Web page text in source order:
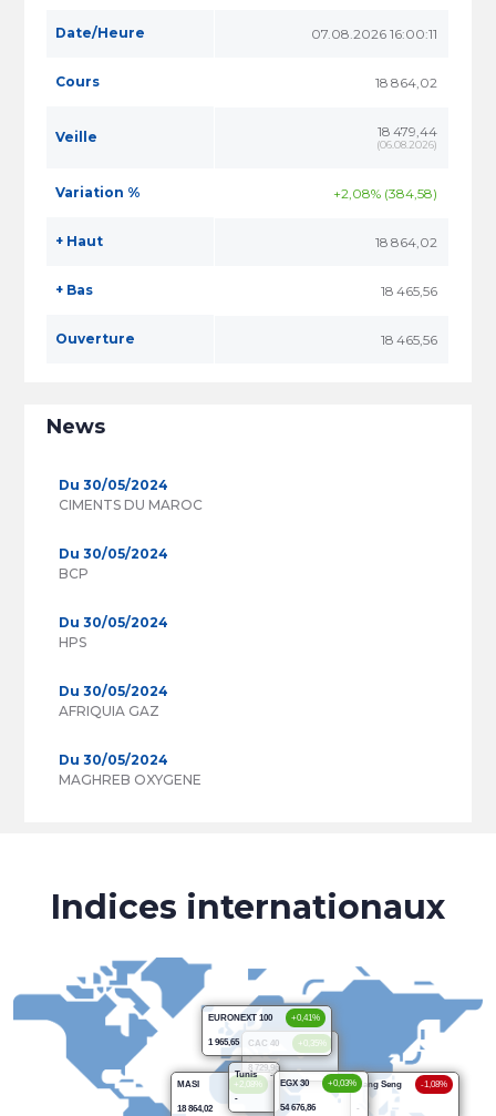
Date/Heure 07.08.2026 16:00:11
Cours 18 864,02
Veille 18 479,44
(06.08.2026)
Variation % +2,08% (384,58)
+ Haut 18 864,02
+ Bas 18 465,56
Ouverture 18 465,56
News
Du 30/05/2024
CIMENTS DU MAROC
Du 30/05/2024
BCP
Du 30/05/2024
HPS
Du 30/05/2024
AFRIQUIA GAZ
Du 30/05/2024
MAGHREB OXYGENE
Indices internationaux
CAC 40 +0,35%
8 729,96
EURONEXT 100 +0,41%
1 965,65
MASI +2,08%
18 864,02
Hang Seng -1,08%
-
Tunis -
-
EGX 30 +0,03%
54 676,86